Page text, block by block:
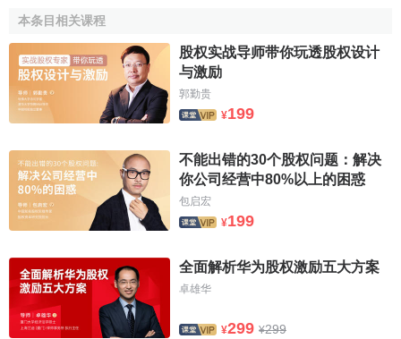
股權式戰略聯盟的風險
股權式戰略聯盟一般被認為是
司選擇股權式戰略聯盟的動機之一就是獲取合作伙伴的先進
知識和技術。
當合作伙伴在聯盟中合作以後,就會暴露自己潛在的知
識、技術和其它有價值的資源。因此一些合作伙伴會由於選
擇股權式的戰略聯盟結構模式而失去了對其核心競爭力的控
制。在某些戰略聯盟中,當一方從其合作伙伴那裡獲得了所需
從這種意義上說,建立股權式戰略聯盟將會使公司暴露在
很高的合作風險之下。而且,當一個公司越難保護其有價值的
技術資源和 管理資源的時候,建立股權式戰略聯盟就會產生越
本条目相关课程
股权实战导师带你玩透股权设计
与激励
郭勤贵
¥199
不能出错的30个股权问题：解决
你公司经营中80%以上的困惑
包启宏
¥199
全面解析华为股权激励五大方案
卓雄华
¥299 ¥299